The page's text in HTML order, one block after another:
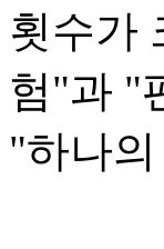
횟수가
험"과 "
"하나